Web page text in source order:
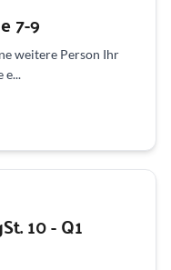
7-9
weitere Person Ihr
e...
10 - Q1